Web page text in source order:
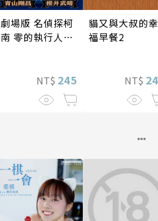
劇場版 名偵探柯
南 零的執行人新
NT$ 245
貓又與大叔的幸
福早餐2
NT$